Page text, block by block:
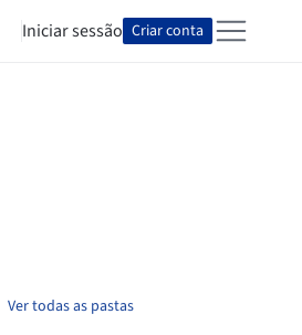
Iniciar sessão Criar conta
Ver todas as pastas